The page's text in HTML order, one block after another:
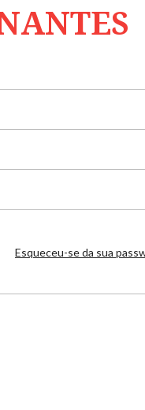
Esqueceu-se da sua